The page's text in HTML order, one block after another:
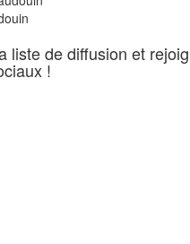
liste de diffusion et
!